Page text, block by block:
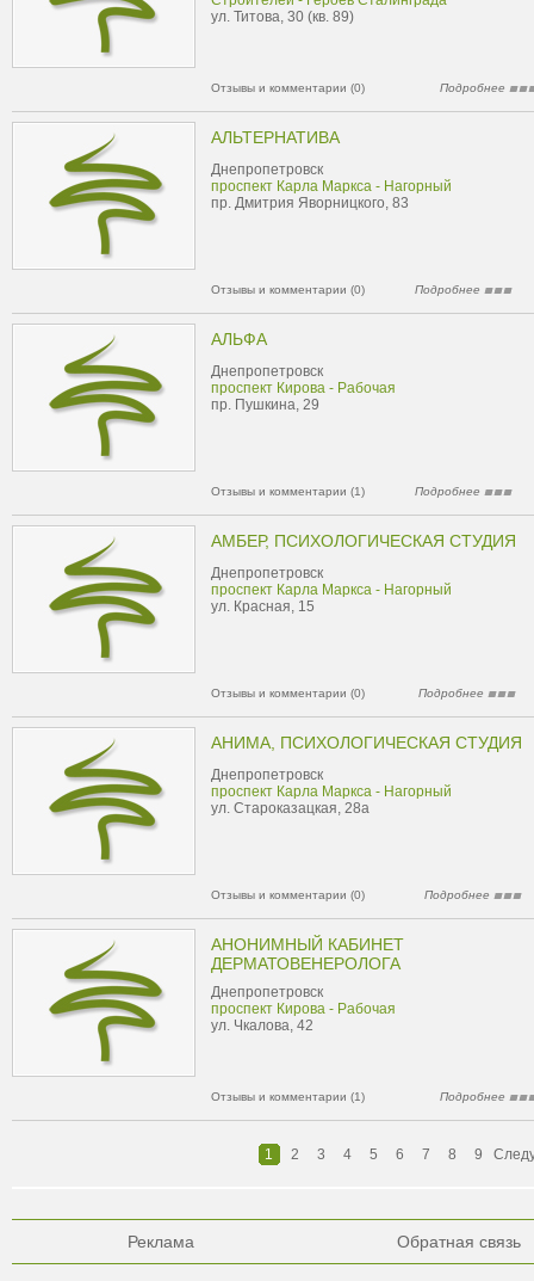
ул. Титова, 30 (кв. 89)
Отзывы и комментарии (0) Подробнее
АЛЬТЕРНАТИВА
Днепропетровск
проспект Карла Маркса - Нагорный
пр. Дмитрия Яворницкого, 83
Отзывы и комментарии (0) Подробнее
АЛЬФА
Днепропетровск
проспект Кирова - Рабочая
пр. Пушкина, 29
Отзывы и комментарии (1) Подробнее
АМБЕР, ПСИХОЛОГИЧЕСКАЯ СТУДИЯ
Днепропетровск
проспект Карла Маркса - Нагорный
ул. Красная, 15
Отзывы и комментарии (0) Подробнее
АНИМА, ПСИХОЛОГИЧЕСКАЯ СТУДИЯ
Днепропетровск
проспект Карла Маркса - Нагорный
ул. Староказацкая, 28а
Отзывы и комментарии (0) Подробнее
АНОНИМНЫЙ КАБИНЕТ
ДЕРМАТОВЕНЕРОЛОГА
Днепропетровск
проспект Кирова - Рабочая
ул. Чкалова, 42
Отзывы и комментарии (1) Подробнее
1 2 3 4 5 6 7 8 9
Реклама Обратная связь